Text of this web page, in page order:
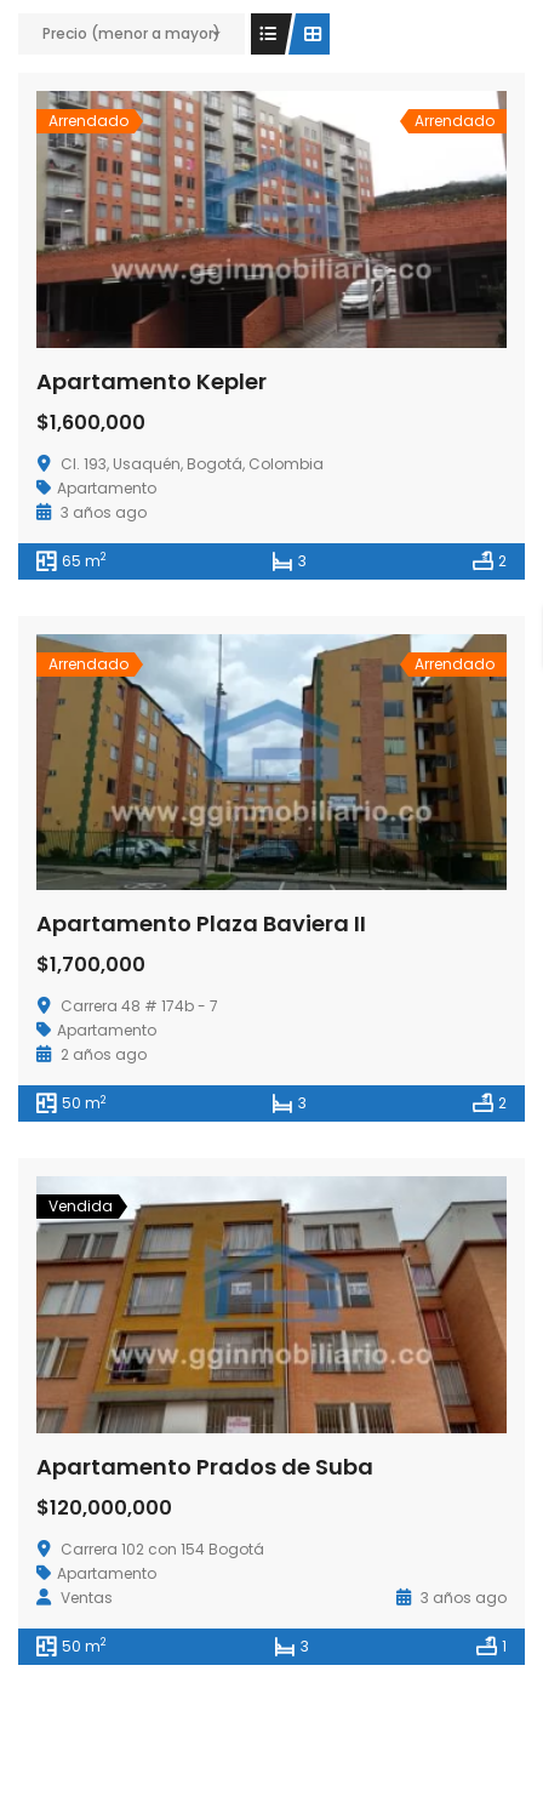
Precio (menor a mayor)
Arrendado Arrendado
Apartamento Kepler
$1,600,000
Cl. 193, Usaquén, Bogotá, Colombia
Apartamento
3 años ago
65 m2 3 2
Arrendado Arrendado
Apartamento Plaza Baviera II
$1,700,000
Carrera 48 # 174b - 7
Apartamento
2 años ago
50 m2 3 2
Vendida
Apartamento Prados de Suba
$120,000,000
Carrera 102 con 154 Bogotá
Apartamento
Ventas
3 años ago
50 m2 3 1